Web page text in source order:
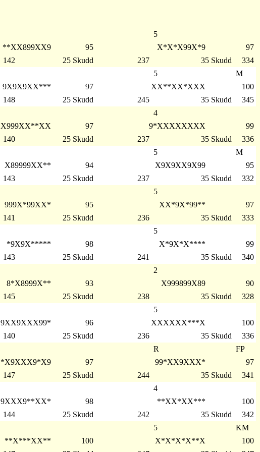
5
**XX899XX9 95 X*X*X99X*9
97
142 25 Skudd 237 35 Skudd
334
5
M
9X9X9XX*** 97 XX**XX*XXX
100
148 25 Skudd 245 35 Skudd
345
4
X999XX**XX 97 9*XXXXXXXX
99
140 25 Skudd 237 35 Skudd
336
5
M
X89999XX** 94 X9X9XX9X99
95
143 25 Skudd 237 35 Skudd
332
5
999X*99XX* 95 XX*9X*99**
97
141 25 Skudd 236 35 Skudd
333
5
*9X9X***** 98 X*9X*X****
99
143 25 Skudd 241 35 Skudd
340
2
8*X8999X** 93 X999899X89
90
145 25 Skudd 238 35 Skudd
328
5
9XX9XXX99* 96 XXXXXX***X
100
140 25 Skudd 236 35 Skudd
336
R
FP
*X9XXX9*X9 97 99*XX9XXX*
97
147 25 Skudd 244 35 Skudd
341
4
9XXX9**XX* 98 **XX*XX***
100
144 25 Skudd 242 35 Skudd
342
5
KM
**X***XX** 100 X*X*X*X**X
100